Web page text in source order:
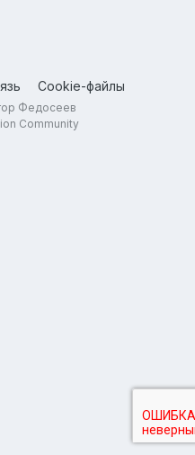
Cookie-файлы
Федосеев
Community